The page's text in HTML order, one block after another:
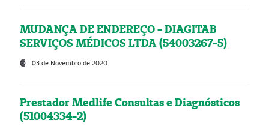
MUDANÇA DE ENDEREÇO - DIAGITAB
SERVIÇOS MÉDICOS LTDA (54003267-5)
03 de Novembro de 2020
Prestador Medlife Consultas e Diagnósticos
(51004334-2)